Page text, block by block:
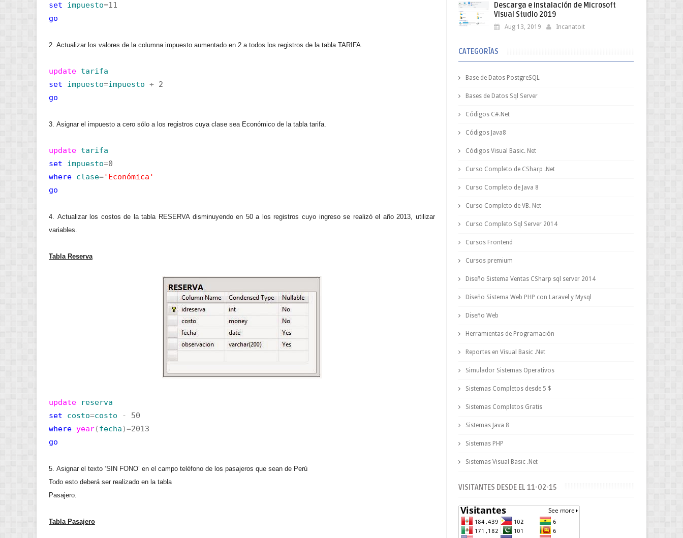
set
impuesto=11
go
2. Actualizar los valores de la columna impuesto aumentado en 2 a todos los registros de la tabla TARIFA.
update tarifa
set
impuesto=impuesto + 2
go
3. Asignar el impuesto a cero sólo a los registros cuya clase sea Económico de la tabla tarifa.
update tarifa
set
impuesto=0
where clase='Económica'
go
4. Actualizar los costos de la tabla RESERVA disminuyendo en 50 a los registros cuyo ingreso se realizó el año 2013, utilizar
variables.
Tabla Reserva
update
reserva
set
costo=costo -
50
where year(fecha)=2013
go
5. Asignar el texto ‘SIN FONO’ en el campo teléfono de los pasajeros que sean de Perú
Todo esto deberá ser realizado en la tabla
Pasajero.
Tabla Pasajero
Descarga e instalación de Microsoft
Visual Studio 2019
Aug 13, 2019 Incanatoit
CATEGORÍAS
Base de Datos PostgreSQL
Bases de Datos Sql Server
Códigos C#.Net
Códigos Java8
Códigos Visual Basic. Net
Curso Completo de CSharp .Net
Curso Completo de Java 8
Curso Completo de VB. Net
Curso Completo Sql Server 2014
Cursos Frontend
Cursos premium
Diseño Sistema Ventas CSharp sql server 2014
Diseño Sistema Web PHP con Laravel y Mysql
Diseño Web
Herramientas de Programación
Reportes en Visual Basic .Net
Simulador Sistemas Operativos
Sistemas Completos desde 5 $
Sistemas Completos Gratis
Sistemas Java 8
Sistemas PHP
Sistemas Visual Basic .Net
VISITANTES DESDE EL 11-02-15